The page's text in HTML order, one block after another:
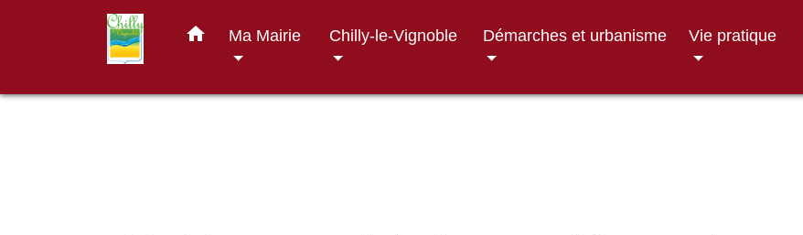
home Ma Mairie Chilly-le-Vignoble Démarches et urbanisme Vie pratique